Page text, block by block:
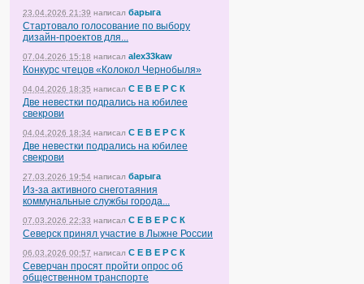
23.04.2026 21:39 написал барыга
Стартовало голосование по выбору
дизайн-проектов для...
07.04.2026 15:18 написал alex33kaw
Конкурс чтецов «Колокол Чернобыля»
04.04.2026 18:35 написал С Е В Е Р С К
Две невестки подрались на юбилее
свекрови
04.04.2026 18:34 написал С Е В Е Р С К
Две невестки подрались на юбилее
свекрови
27.03.2026 19:54 написал барыга
Из-за активного снеготаяния
коммунальные службы города...
07.03.2026 22:33 написал С Е В Е Р С К
Северск принял участие в Лыжне России
06.03.2026 00:57 написал С Е В Е Р С К
Северчан просят пройти опрос об
общественном транспорте